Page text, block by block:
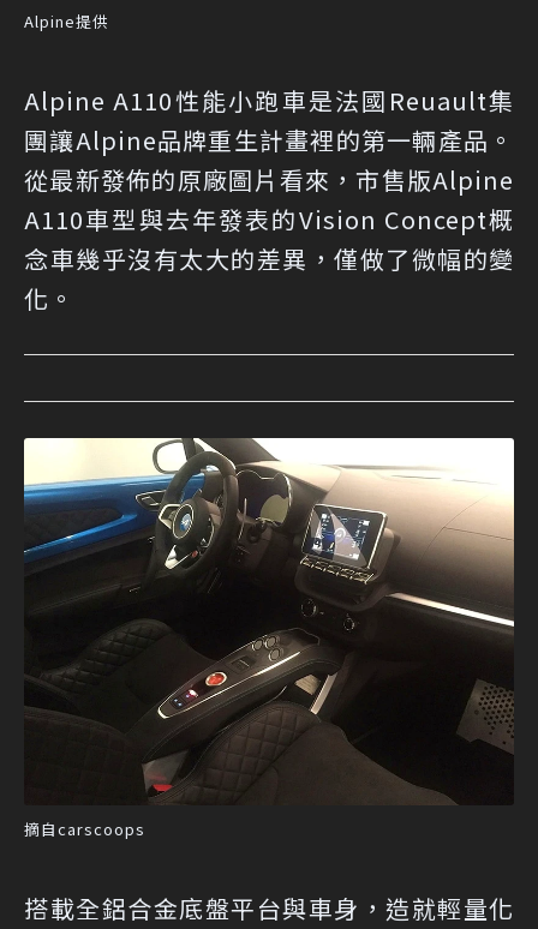
Alpine提供
Alpine A110性能小跑車是法國Reuault集
團讓Alpine品牌重生計畫裡的第一輛產品。
從最新發佈的原廠圖片看來，市售版Alpine
A110車型與去年發表的Vision Concept概
念車幾乎沒有太大的差異，僅做了微幅的變
化。
摘自carscoops
搭載全鋁合金底盤平台與車身，造就輕量化